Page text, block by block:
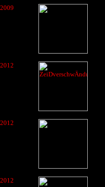
2009
2012
2012
2012